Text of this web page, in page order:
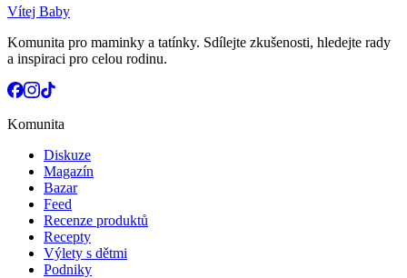
Vítej Baby
Komunita pro maminky a tatínky. Sdílejte zkušenosti, hledejte rady
a inspiraci pro celou rodinu.
Komunita
Diskuze
Magazín
Bazar
Feed
Recenze produktů
Recepty
Výlety s dětmi
Podniky